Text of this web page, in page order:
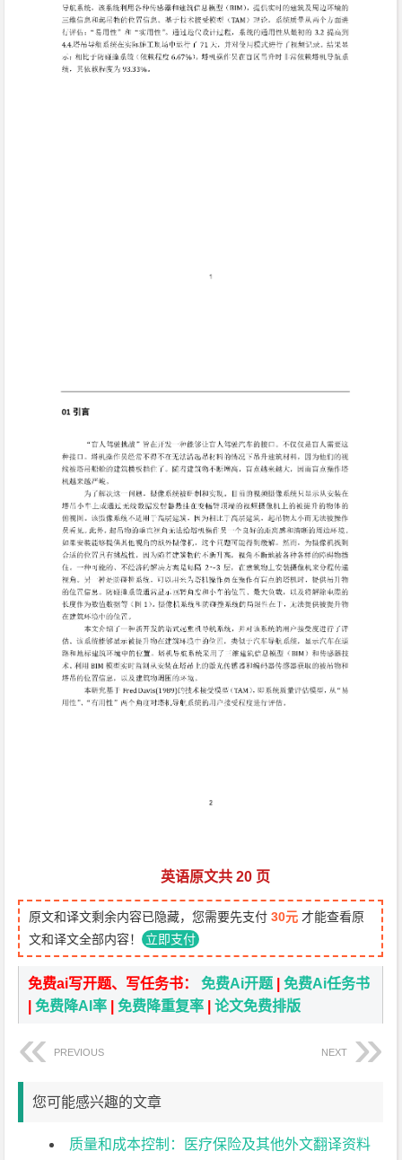
英语原文共 20 页
原文和译文剩余内容已隐藏，您需要先支付30元 才能查看原
文和译文全部内容！ 立即支付
免费ai写开题、写任务书：免费Ai开题 |免费Ai任务书
|免费降AI率 |免费降重复率 |论文免费排版
PREVIOUS NEXT
您可能感兴趣的文章
质量和成本控制：医疗保险及其他外文翻译资料